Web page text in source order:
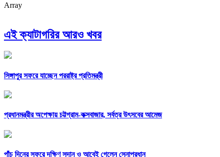
Array
এই ক্যাটাগরির আরও খবর
সিঙ্গাপুর সফরে যাচ্ছেন পররাষ্ট্র প্রতিমন্ত্রী
প্রধানমন্ত্রীর অপেক্ষায় চট্টগ্রাম-কক্সবাজার, সর্বত্র উৎসবের আমেজ
পাঁচ দিনের সফরে দক্ষিণ সুদান ও আবেই গেলেন সেনাপ্রধান